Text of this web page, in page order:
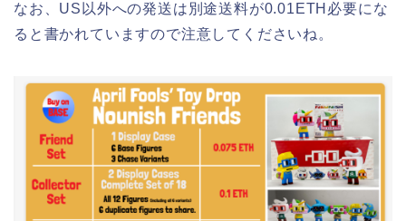
なお、US以外への発送は別途送料が0.01ETH必要にな
ると書かれていますので注意してくださいね。